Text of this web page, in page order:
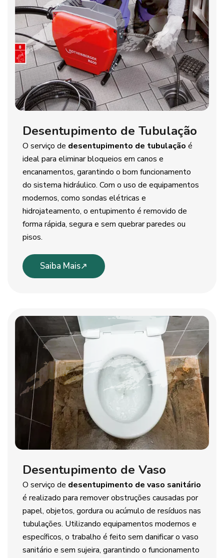
Desentupimento de Tubulação
O serviço de desentupimento de tubulação é
ideal para eliminar bloqueios em canos e
encanamentos, garantindo o bom funcionamento
do sistema hidráulico. Com o uso de equipamentos
modernos, como sondas elétricas e
hidrojateamento, o entupimento é removido de
forma rápida, segura e sem quebrar paredes ou
pisos.
Saiba Mais
Desentupimento de Vaso
O serviço de desentupimento de vaso sanitário
é realizado para remover obstruções causadas por
papel, objetos, gordura ou acúmulo de resíduos nas
tubulações. Utilizando equipamentos modernos e
específicos, o trabalho é feito sem danificar o vaso
sanitário e sem sujeira, garantindo o funcionamento